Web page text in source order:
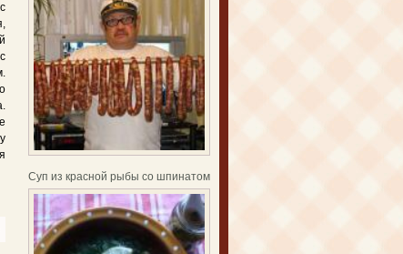
about Картофельные драники по-белорусски
Суп из красной рыбы со шпинатом